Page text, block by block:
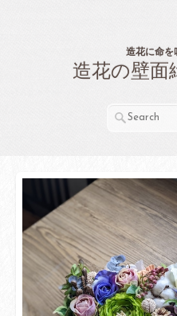
造花に命を
造花の壁面